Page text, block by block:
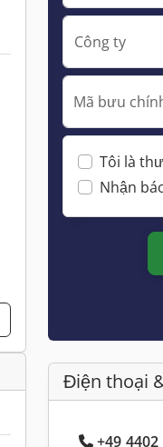
Công ty
Mã bưu
Tôi là
Nhận
Điện thoại
+49